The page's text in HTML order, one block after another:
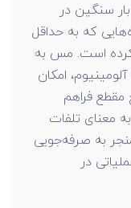
سنگین در
که به حداقل
کرده است. مس به
امکان
مقطع فراهم
معنای تلفات
به صرفه‌جویی
در